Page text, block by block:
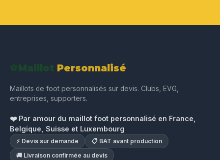
⚽Maillot Personnalisé
Maillots de foot personnalisés sur devis. Clubs, EVG,
entreprises, supporters.
❤️ Par amour du maillot foot personnalisé en France,
Belgique, Suisse et Luxembourg
⚡ Devis sur demande
📋 BAT avant production
🚚 Livraison confirmée au devis